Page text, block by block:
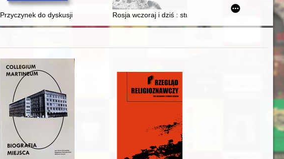
= Stanisław Jarocki, artist and journalist from Wilno,and the weekly Tygodnik
się zaczęło... : dzieje i ludzie przemysłu naftowego i gazownictwa regionu
Przyczynek do dyskusji o potrzebie digitalizacji czasopism religijno-wojskowych
Rosja wczoraj i dziś : studium historyczno-polityczne